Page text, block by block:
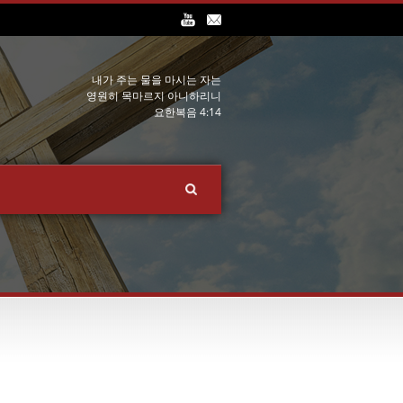
내가 주는 물을 마시는 자는
영원히 목마르지 아니하리니
요한복음 4:14